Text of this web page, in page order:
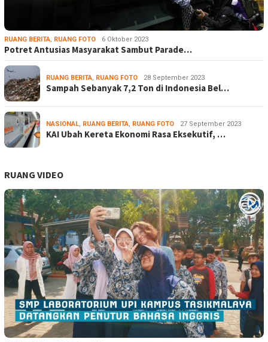
RUANG BERITA, RUANG FOTO 6 Oktober 2023
Potret Antusias Masyarakat Sambut Parade…
RUANG BERITA, RUANG FOTO 28 September 2023
Sampah Sebanyak 7,2 Ton di Indonesia Bel…
NASIONAL, RUANG BERITA, RUANG FOTO 27 September 2023
KAI Ubah Kereta Ekonomi Rasa Eksekutif, …
RUANG VIDEO